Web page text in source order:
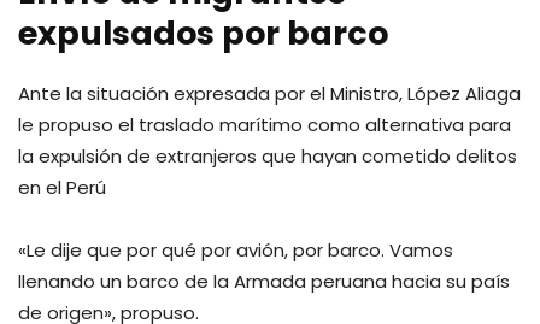
expulsados por barco
Ante la situación expresada por el Ministro, López Aliaga
le propuso el traslado marítimo como alternativa para
la expulsión de extranjeros que hayan cometido delitos
en el Perú
«Le dije que por qué por avión, por barco. Vamos
llenando un barco de la Armada peruana hacia su país
de origen», propuso.